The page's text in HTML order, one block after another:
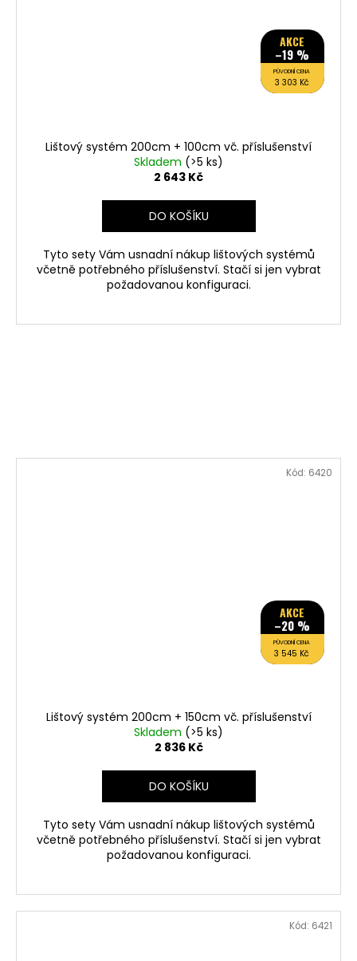
AKCE
–19 %
PŮVODNÍ CENA
3 303 Kč
Lištový systém 200cm + 100cm vč. příslušenství
Skladem (>5 ks)
2 643 Kč
DO KOŠÍKU
Tyto sety Vám usnadní nákup lištových systémů
včetně potřebného příslušenství. Stačí si jen vybrat
požadovanou konfiguraci.
AKCE
–20 %
PŮVODNÍ CENA
3 545 Kč
Lištový systém 200cm + 150cm vč. příslušenství
Skladem (>5 ks)
2 836 Kč
DO KOŠÍKU
Tyto sety Vám usnadní nákup lištových systémů
včetně potřebného příslušenství. Stačí si jen vybrat
požadovanou konfiguraci.
Kód: 6420
Kód: 6421